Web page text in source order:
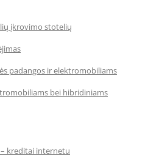
įkrovimo stotelių
padangos ir elektromobiliams
bei hibridiniams
kreditai internetu